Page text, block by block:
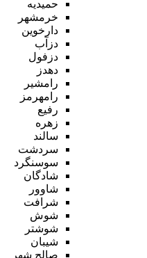
حمیدیه
خرمشهر
دارخوین
دزآب
دزفول
دهدز
رامشیر
رامهرمز
رفیع
زهره
سالند
سردشت
سوسنگرد
شادگان
شاوور
شرافت
شوش
شوشتر
شیبان
صالح شهر